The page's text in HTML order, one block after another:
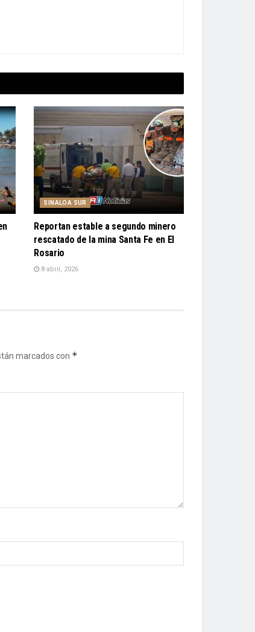
SINALOA SUR
Reportan estable a segundo minero
rescatado de la mina Santa Fe en El
Rosario
8 abril, 2026
marcados con *